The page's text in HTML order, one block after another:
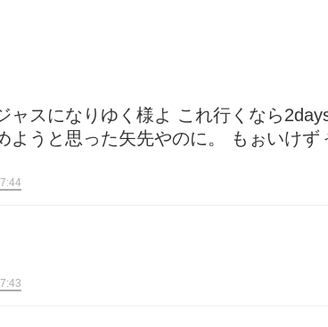
ャスになりゆく様よ これ行くなら
ようと思った矢先やのに。 もぉいけず